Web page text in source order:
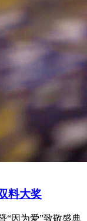
料大奖
“因为爱”致敬盛典